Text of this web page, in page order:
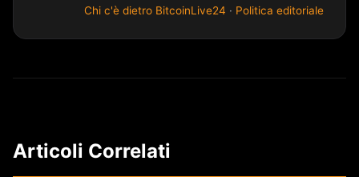
Chi c'è dietro BitcoinLive24 · Politica editoriale
Articoli Correlati